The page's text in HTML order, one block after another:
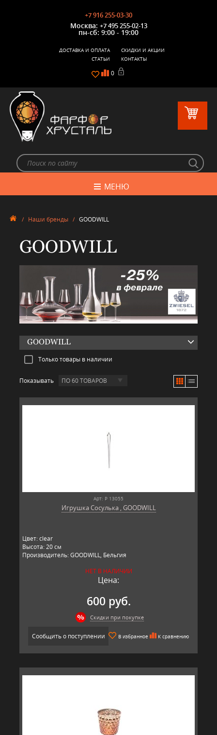
+7 916 255-03-30
Москва: +7 495 255-02-13
пн-сб: 9:00 - 19:00
0
ДОСТАВКА И ОПЛАТА
СКИДКИ И АКЦИИ
СТАТЬИ
КОНТАКТЫ
МЕНЮ
/ Наши бренды / GOODWILL
GOODWILL
GOODWILL
Только товары в наличии
Показывать ПО 60 ТОВАРОВ
Арт: P 13055
Игрушка Сосулька , GOODWILL
Цвет: clear
Высота: 20 см
Производитель: GOODWILL, Бельгия
НЕТ В НАЛИЧИИ
Цена:
600 руб.
Скидки при покупке
Сообщить о поступлении В избранное К сравнению